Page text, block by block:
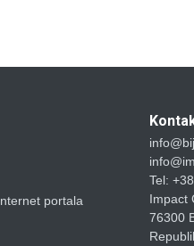
portala
Tel:
Impact
76300